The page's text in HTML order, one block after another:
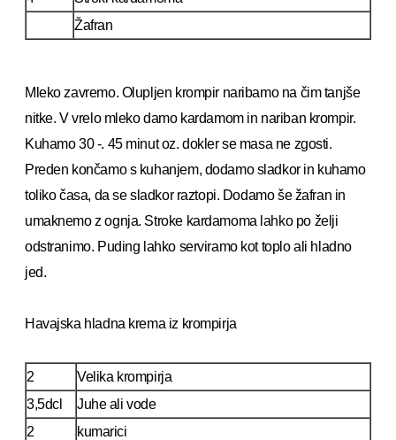
Žafran
Mleko zavremo. Olupljen krompir naribamo na čim tanjše
nitke. V vrelo mleko damo kardamom in nariban krompir.
Kuhamo 30 -. 45 minut oz. dokler se masa ne zgosti.
Preden končamo s kuhanjem, dodamo sladkor in kuhamo
toliko časa, da se sladkor raztopi. Dodamo še žafran in
umaknemo z ognja. Stroke kardamoma lahko po želji
odstranimo. Puding lahko serviramo kot toplo ali hladno
jed.
Havajska hladna krema iz krompirja
2
Velika krompirja
3,5dcl
Juhe ali vode
2
kumarici